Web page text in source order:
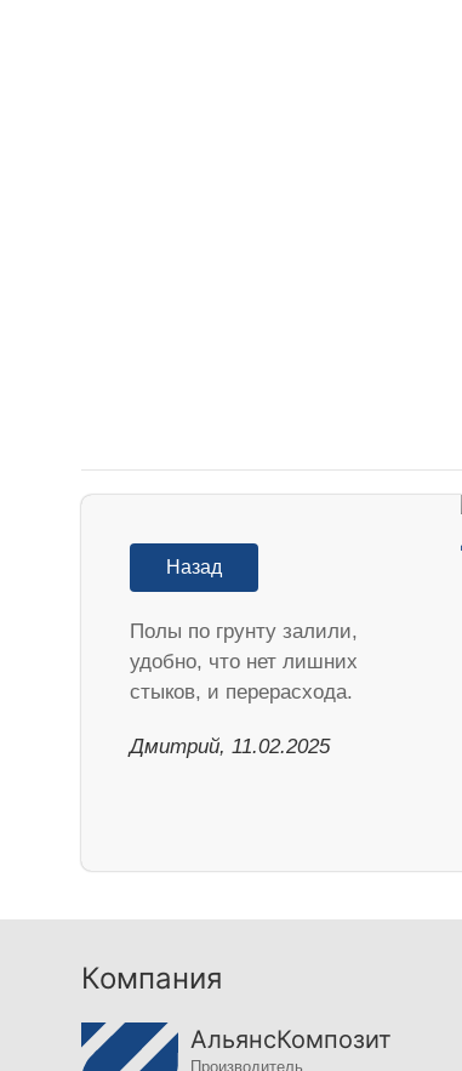
Назад
Полы по грунту залили,
удобно, что нет лишних
стыков, и перерасхода.
Дмитрий, 11.02.2025
Компания
АльянсКомпозит
Производитель